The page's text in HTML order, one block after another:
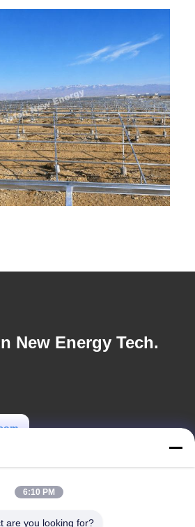
New Energy Tech.
6:10 PM
are you looking for?